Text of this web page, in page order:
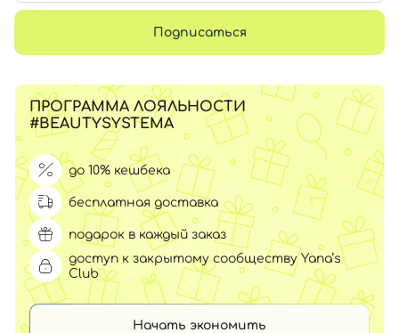
Подписаться
ПРОГРАММА ЛОЯЛЬНОСТИ
#BEAUTYSYSTEMA
до 10% кешбека
бесплатная доставка
подарок в каждый заказ
доступ к закрытому сообществу Yana’s
Club
Начать экономить